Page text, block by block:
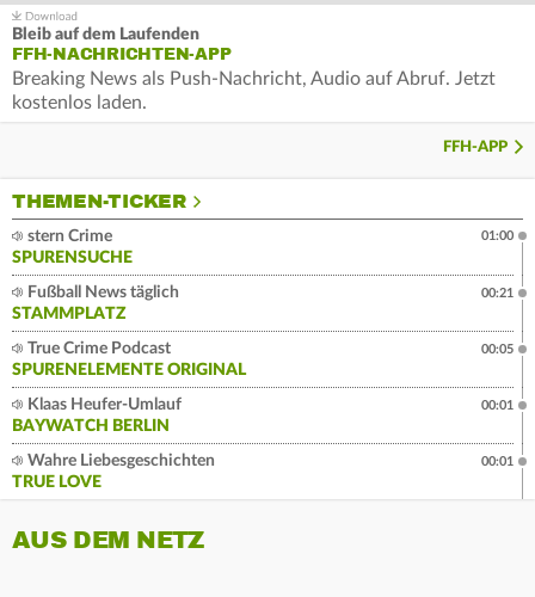
Bleib auf dem Laufenden
FFH-NACHRICHTEN-APP
Breaking News als Push-Nachricht, Audio auf Abruf. Jetzt
kostenlos laden.
FFH-APP
THEMEN-TICKER
stern Crime
SPURENSUCHE
01:00
Fußball News täglich
STAMMPLATZ
00:21
True Crime Podcast
SPURENELEMENTE ORIGINAL
00:05
Klaas Heufer-Umlauf
BAYWATCH BERLIN
00:01
Wahre Liebesgeschichten
TRUE LOVE
00:01
AUS DEM NETZ